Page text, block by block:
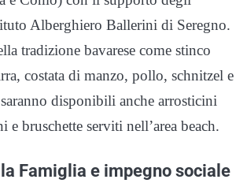
Alberghiero Ballerini di Seregno.
tradizione bavarese come stinco
costata di manzo, pollo, schnitzel e
disponibili anche arrosticini
e bruschette serviti nell’area beach.
Famiglia e impegno sociale